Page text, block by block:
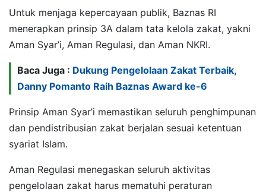
Untuk menjaga kepercayaan publik, Baznas RI
menerapkan prinsip 3A dalam tata kelola zakat, yakni
Aman Syar’i, Aman Regulasi, dan Aman NKRI.
Baca Juga : Dukung Pengelolaan Zakat Terbaik,
Danny Pomanto Raih Baznas Award ke-6
Prinsip Aman Syar’i memastikan seluruh penghimpunan
dan pendistribusian zakat berjalan sesuai ketentuan
syariat Islam.
Aman Regulasi menegaskan seluruh aktivitas
pengelolaan zakat harus mematuhi peraturan